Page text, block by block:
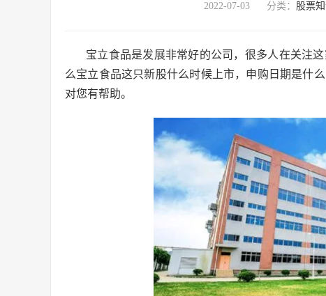
2022-07-03 分类： 股票
宝立食品是发展非常好的公司，很多人在关注
么宝立食品这只新股什么时候上市，申购日期是什
对您有帮助。